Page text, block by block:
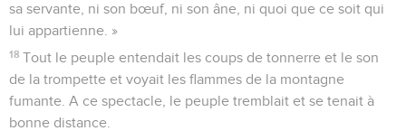
sa servante, ni son bœuf, ni son âne, ni quoi que ce soit qui
lui appartienne. »
18 Tout le peuple entendait les coups de tonnerre et le son
de la trompette et voyait les flammes de la montagne
fumante. A ce spectacle, le peuple tremblait et se tenait à
bonne distance.